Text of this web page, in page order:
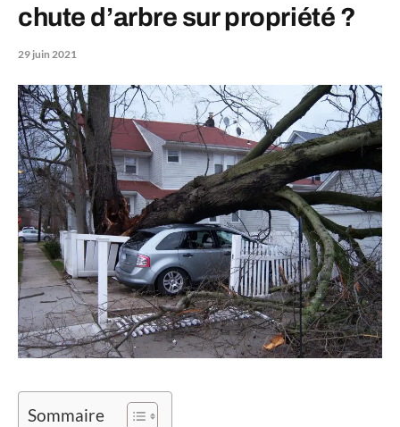
chute d’arbre sur propriété ?
29 juin 2021
Sommaire